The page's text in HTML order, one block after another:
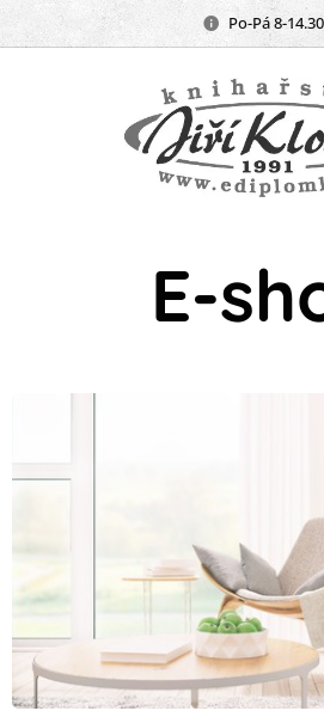
Po-Pá 8-
E-